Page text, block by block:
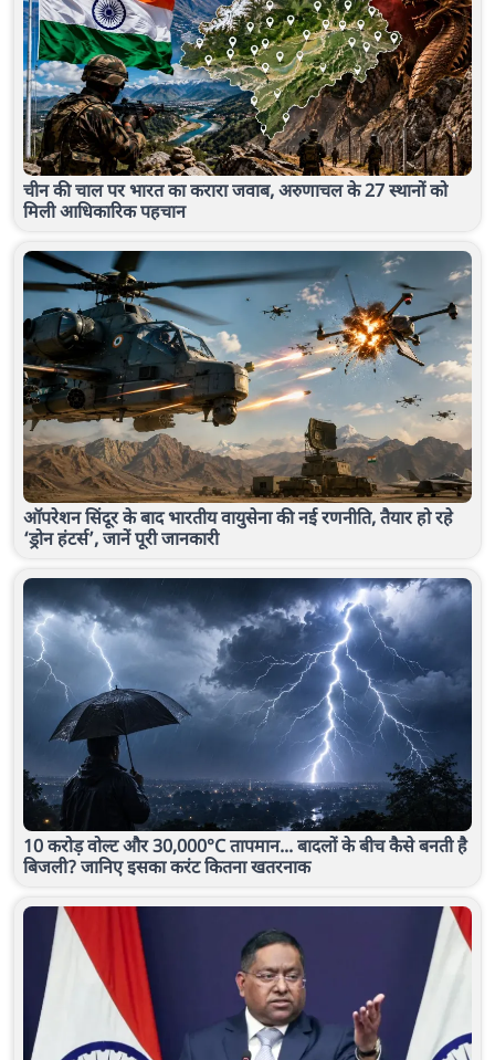
चीन की चाल पर भारत का करारा जवाब, अरुणाचल के 27 स्थानों को
मिली आधिकारिक पहचान
ऑपरेशन सिंदूर के बाद भारतीय वायुसेना की नई रणनीति, तैयार हो रहे
‘ड्रोन हंटर्स’, जानें पूरी जानकारी
10 करोड़ वोल्ट और 30,000°C तापमान... बादलों के बीच कैसे बनती है
बिजली? जानिए इसका करंट कितना खतरनाक